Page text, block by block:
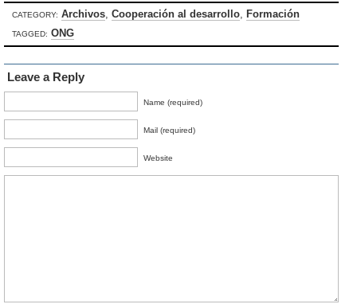
CATEGORY: Archivos, Cooperación al desarrollo, Formación
TAGGED: ONG
Leave a Reply
Name (required)
Mail (required)
Website